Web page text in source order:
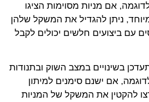
אם מניות מסוימות הציגו
ניתן להגדיל את המשקל שלהן
עם ביצועים חלשים יכולים לקבל
בשינויים במצב השוק ובתנודות
אם ישנם סימנים למיתון
להקטין את המשקל של המניות